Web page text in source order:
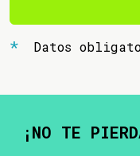
Datos
¡NO TE